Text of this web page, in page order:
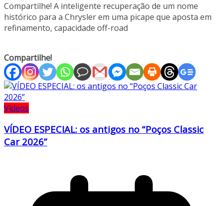
Compartilhe! A inteligente recuperação de um nome
histórico para a Chrysler em uma picape que aposta em
refinamento, capacidade off-road
Compartilhe!
Vídeos
VÍDEO ESPECIAL: os antigos no “Poços Classic
Car 2026”